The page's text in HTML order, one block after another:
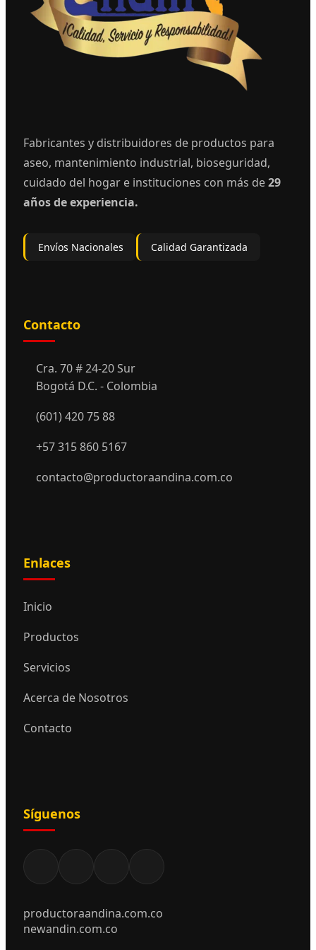
Fabricantes y distribuidores de productos para
aseo, mantenimiento industrial, bioseguridad,
cuidado del hogar e instituciones con más de29
años de experiencia.
Envíos Nacionales Calidad Garantizada
Contacto
Cra. 70 # 24-20 Sur
Bogotá D.C. - Colombia
(601) 420 75 88
+57 315 860 5167
contacto@productoraandina.com.co
Enlaces
Inicio
Productos
Servicios
Acerca de Nosotros
Contacto
Síguenos
productoraandina.com.co
newandin.com.co